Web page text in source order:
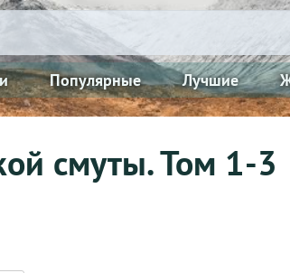
Популярные Лучшие
смуты. Том 1-3